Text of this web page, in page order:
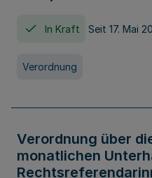
In Kraft Seit 17. Mai
Verordnung
Verordnung über
monatlichen